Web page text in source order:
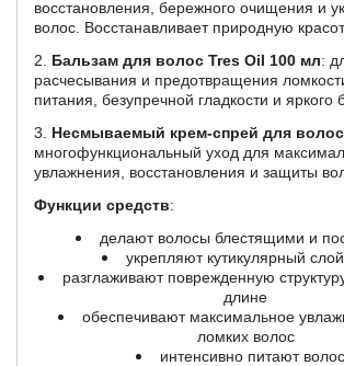
восстановления, бережного очищения и
волос. Восстанавливает природную
2.
Бальзам для волос Tres Oil 100 мл:
расчесывания и предотвращения
питания, безупречной гладкости и яркого
3.
Несмываемый крем-спрей для
многофункциональный уход для
увлажнения, восстановления и защиты
Функции средств:
делают волосы блестящими и
укрепляют кутикулярный
разглаживают поврежденную
длине
обеспечивают максимальное
ломких волос
интенсивно питают